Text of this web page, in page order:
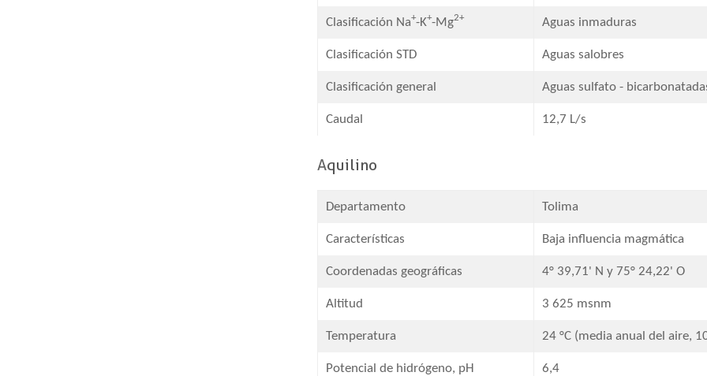
​Clasificación Na+-K+-Mg2+ Aguas inmaduras​
Clasificación STD​ Aguas salobres​
Clasificación general​ Aguas sulfato -
​Caudal 12,7 L/s
Aquilino
Departamento Tolima
Características Baja influencia magmática
Coordenadas geográficas​ 4° 39,71' N y 75° 24,22' O
Altitud 3 625 msnm
Temperatura 24 °C (media anual del aire,
​Potencial de hidrógeno, pH 6,4​